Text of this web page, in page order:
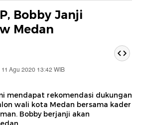
Bobby Janji
Medan
Agu 2020 13:42 WIB
mendapat rekomendasi dukungan
wali kota Medan bersama kader
Bobby berjanji akan